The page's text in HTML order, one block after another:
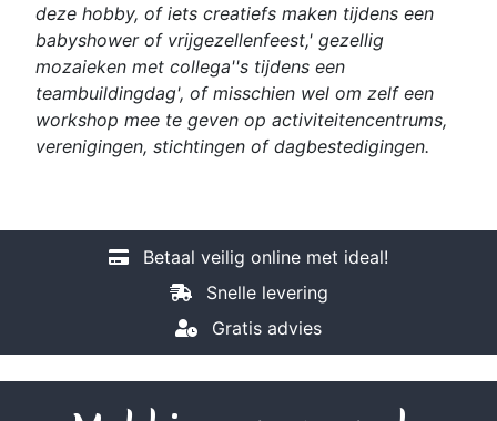
deze hobby, of iets creatiefs maken tijdens een
babyshower of vrijgezellenfeest,' gezellig
mozaieken met collega''s tijdens een
teambuildingdag', of misschien wel om zelf een
workshop mee te geven op activiteitencentrums,
verenigingen, stichtingen of dagbestedigingen.
Betaal veilig online met ideal!
Snelle levering
Gratis advies